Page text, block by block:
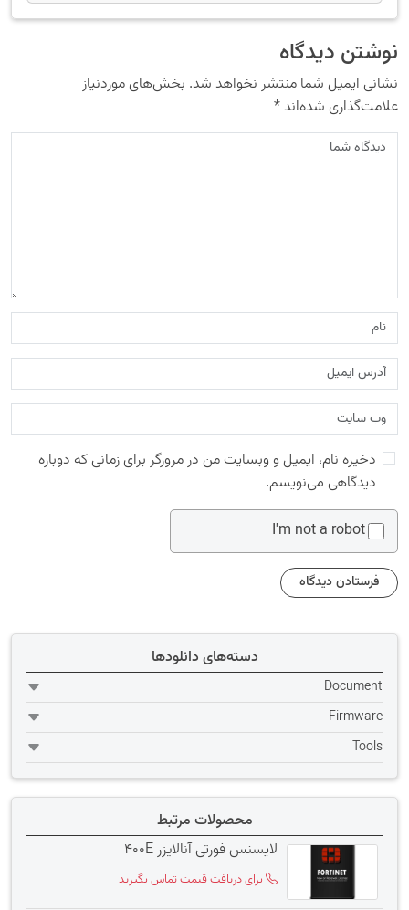
نوشتن دیدگاه
نشانی ایمیل شما منتشر نخواهد شد. بخش‌های موردنیاز
علامت‌گذاری شده‌اند*
ذخیره نام، ایمیل و وبسایت من در مرورگر برای زمانی که دوباره
دیدگاهی می‌نویسم.
I'm not a robot
دسته‌های دانلودها
Document
Firmware
Tools
محصولات مرتبط
لایسنس فورتی آنالایزر 400E
برای دریافت قیمت تماس بگیرید